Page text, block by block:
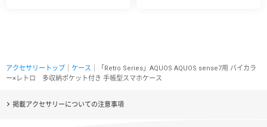
アクセサリートップ ケース ｜「Retro Series」AQUOS AQUOS sense7用 バイカラ
ー×レトロ 多収納ポケット付き 手帳型スマホケース
掲載アクセサリーについての注意事項